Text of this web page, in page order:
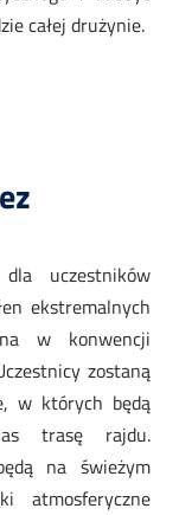
całej drużynie.
uczestników
ekstremalnych
w konwencji
zostaną
w których będą
trasę rajdu.
na świeżym
atmosferyczne